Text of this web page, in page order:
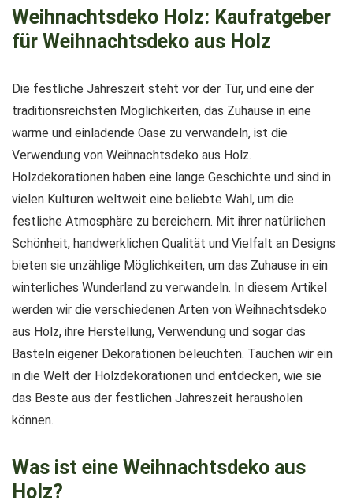
Weihnachtsdeko Holz: Kaufratgeber
für Weihnachtsdeko aus Holz
Die festliche Jahreszeit steht vor der Tür, und eine der
traditionsreichsten Möglichkeiten, das Zuhause in eine
warme und einladende Oase zu verwandeln, ist die
Verwendung von Weihnachtsdeko aus Holz.
Holzdekorationen haben eine lange Geschichte und sind in
vielen Kulturen weltweit eine beliebte Wahl, um die
festliche Atmosphäre zu bereichern. Mit ihrer natürlichen
Schönheit, handwerklichen Qualität und Vielfalt an Designs
bieten sie unzählige Möglichkeiten, um das Zuhause in ein
winterliches Wunderland zu verwandeln. In diesem Artikel
werden wir die verschiedenen Arten von Weihnachtsdeko
aus Holz, ihre Herstellung, Verwendung und sogar das
Basteln eigener Dekorationen beleuchten. Tauchen wir ein
in die Welt der Holzdekorationen und entdecken, wie sie
das Beste aus der festlichen Jahreszeit herausholen
können.
Was ist eine Weihnachtsdeko aus
Holz?